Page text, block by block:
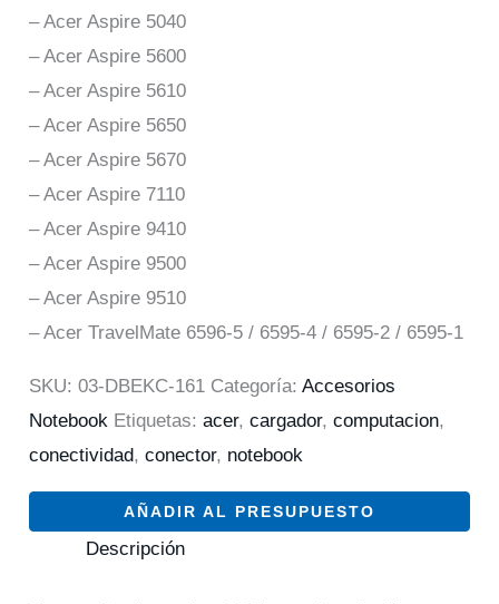
– Acer Aspire 5040
– Acer Aspire 5600
– Acer Aspire 5610
– Acer Aspire 5650
– Acer Aspire 5670
– Acer Aspire 7110
– Acer Aspire 9410
– Acer Aspire 9500
– Acer Aspire 9510
– Acer TravelMate 6596-5 / 6595-4 / 6595-2 / 6595-1
SKU:03-DBEKC-161 Categoría:Accesorios
Notebook Etiquetas:acer,cargador,computacion,
conectividad,conector, notebook
AÑADIR AL PRESUPUESTO
Descripción